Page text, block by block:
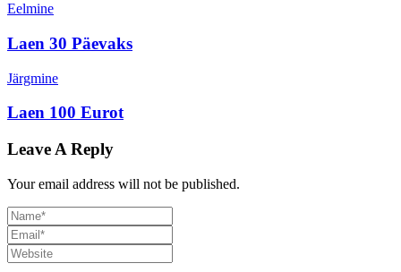
Eelmine
Laen 30 Päevaks
Järgmine
Laen 100 Eurot
Leave A Reply
Your email address will not be published.